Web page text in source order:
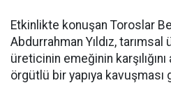
Etkinlikte konuşan Toroslar
Abdurrahman Yıldız,
üreticinin emeğinin
örgütlü bir yapıya